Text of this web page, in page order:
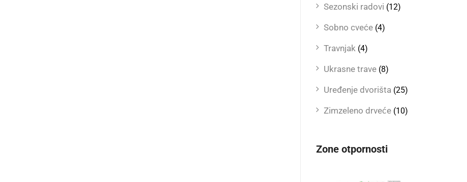
Sezonski radovi (12)
Sobno cveće (4)
Travnjak (4)
Ukrasne trave (8)
Uređenje dvorišta (25)
Zimzeleno drveće (10)
Zone otpornosti